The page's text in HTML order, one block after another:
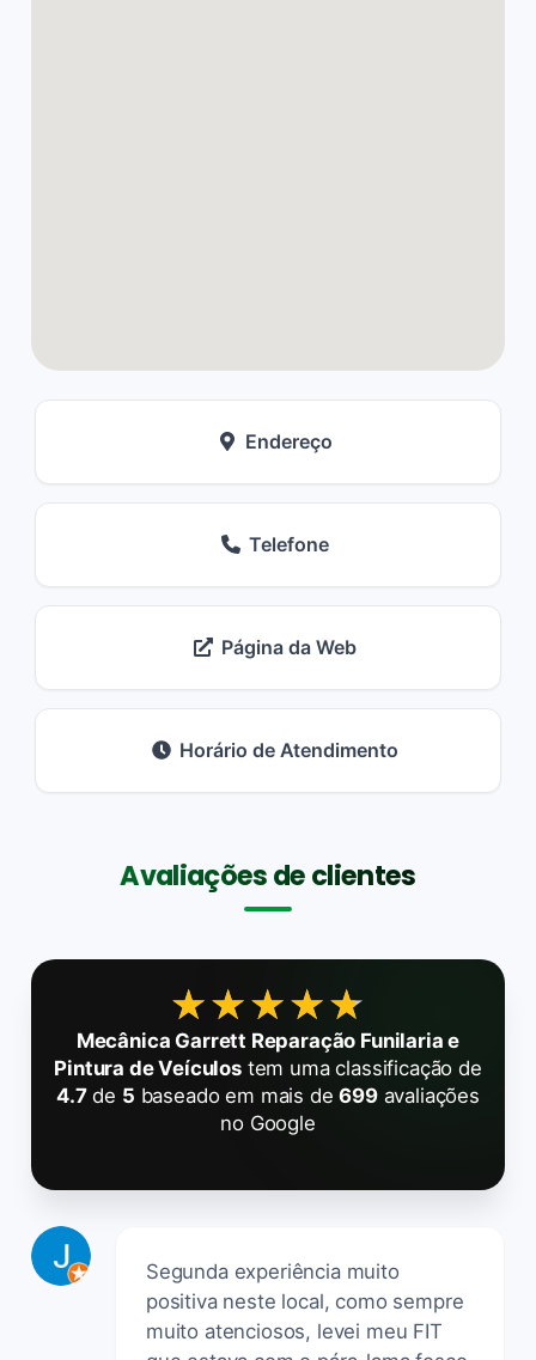
Endereço
Telefone
Página da Web
Horário de Atendimento
Avaliações de clientes
★★★★★
★★★★★
Mecânica Garrett Reparação Funilaria e
Pintura de Veículos tem uma classificação de
4.7de 5 baseado em mais de699avaliações
no Google
Segunda experiência muito
positiva neste local, como sempre
muito atenciosos, levei meu FIT